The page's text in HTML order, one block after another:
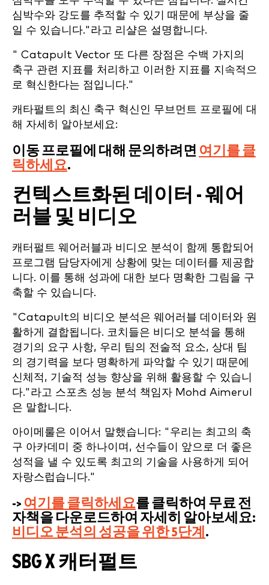
심박수와 강도를 추적할 수 있기 때문에 부상을 줄
일 수 있습니다."라고 리샬은 설명합니다.
" Catapult Vector 또 다른 장점은 수백 가지의
축구 관련 지표를 처리하고 이러한 지표를 지속적으
로 혁신한다는 점입니다."
캐타펄트의 최신 축구 혁신인 무브먼트 프로필에 대
해 자세히 알아보세요:
이동 프로필에 대해 문의하려면 여기를 클
릭하세요.
컨텍스트화된 데이터 - 웨어
러블 및 비디오
캐터펄트 웨어러블과 비디오 분석이 함께 통합되어
프로그램 담당자에게 상황에 맞는 데이터를 제공합
니다. 이를 통해 성과에 대한 보다 명확한 그림을 구
축할 수 있습니다.
"Catapult의 비디오 분석은 웨어러블 데이터와 원
활하게 결합됩니다. 코치들은 비디오 분석을 통해
경기의 요구 사항, 우리 팀의 전술적 요소, 상대 팀
의 경기력을 보다 명확하게 파악할 수 있기 때문에
신체적, 기술적 성능 향상을 위해 활용할 수 있습니
다."라고 스포츠 성능 분석 책임자 Mohd Aimerul
은 말합니다.
아이메룰은 이어서 말했습니다: "우리는 최고의 축
구 아카데미 중 하나이며, 선수들이 앞으로 더 좋은
성적을 낼 수 있도록 최고의 기술을 사용하게 되어
자랑스럽습니다."
-> 여기를 클릭하세요를 클릭하여 무료 전
자책을 다운로드하여 자세히 알아보세요:
비디오 분석의 성공을 위한 5단계 .
SBG X 캐터펄트